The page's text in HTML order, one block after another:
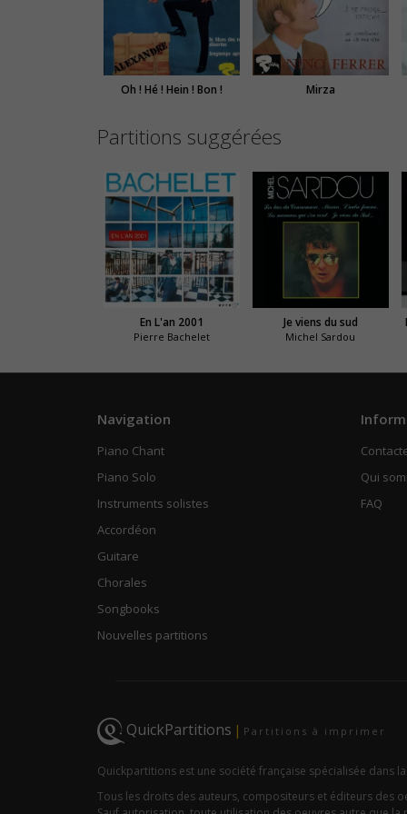
Oh ! Hé ! Hein ! Bon ! Mirza
Partitions suggérées
En L'an 2001
Pierre Bachelet
Je viens du sud
Michel Sardou
Navigation
Piano Chant
Piano Solo
Instruments solistes
Accordéon
Guitare
Chorales
Songbooks
Nouvelles partitions
Qui
FAQ
QuickPartitions | Partitions à imprimer
Quickpartitions est une société française spécialisée
Tous les droits des auteurs, compositeurs et éditeurs des